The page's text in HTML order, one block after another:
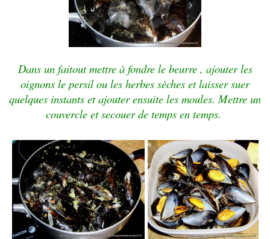
Dans un faitout mettre à fondre le beurre , ajouter les
oignons le persil ou les herbes sèches et laisser suer
quelques instants et ajouter ensuite les moules. Mettre un
couvercle et secouer de temps en temps.